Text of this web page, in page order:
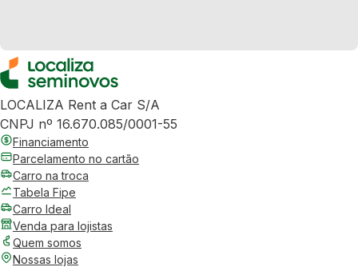
LOCALIZA Rent a Car S/A
CNPJ nº 16.670.085/0001-55
Financiamento
Parcelamento no cartão
Carro na troca
Tabela Fipe
Carro Ideal
Venda para lojistas
Quem somos
Nossas lojas